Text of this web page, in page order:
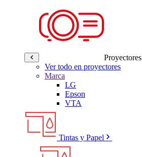
Proyectores
Ver todo en proyectores
Marca
LG
Epson
VTA
Tintas y Papel